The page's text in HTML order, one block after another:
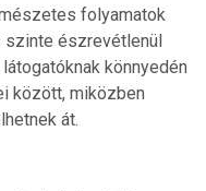
folyamatok
szinte észrevétlenül
könnyedén
között, miközben
át.